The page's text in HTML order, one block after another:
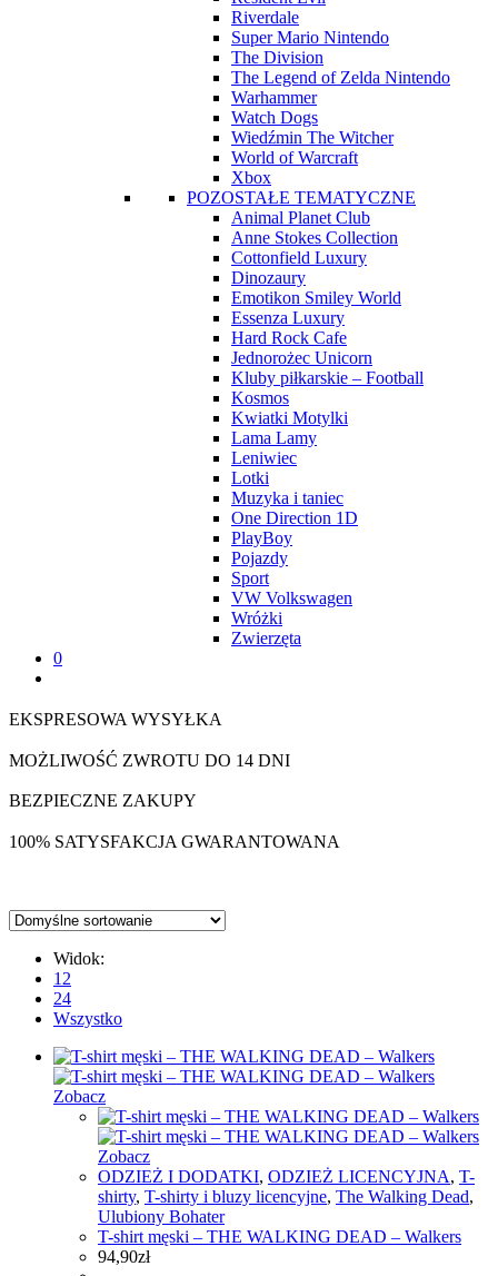
Riverdale
Super Mario Nintendo
The Division
The Legend of Zelda Nintendo
Warhammer
Watch Dogs
Wiedźmin The Witcher
World of Warcraft
Xbox
POZOSTAŁE TEMATYCZNE
Animal Planet Club
Anne Stokes Collection
Cottonfield Luxury
Dinozaury
Emotikon Smiley World
Essenza Luxury
Hard Rock Cafe
Jednorożec Unicorn
Kluby piłkarskie – Football
Kosmos
Kwiatki Motylki
Lama Lamy
Leniwiec
Lotki
Muzyka i taniec
One Direction 1D
PlayBoy
Pojazdy
Sport
VW Volkswagen
Wróżki
Zwierzęta
0
EKSPRESOWA WYSYŁKA
MOŻLIWOŚĆ ZWROTU DO 14 DNI
BEZPIECZNE ZAKUPY
100% SATYSFAKCJA GWARANTOWANA
Widok:
12
24
Wszystko
Zobacz
Zobacz
ODZIEŻ I DODATKI, ODZIEŻ LICENCYJNA, T-
shirty, T-shirty i bluzy licencyjne, The Walking Dead,
Ulubiony Bohater
T-shirt męski – THE WALKING DEAD – Walkers
94,90zł